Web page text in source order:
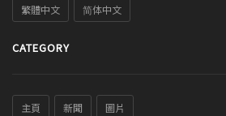
繁體中文 简体中文
CATEGORY
主頁 新聞 圖片